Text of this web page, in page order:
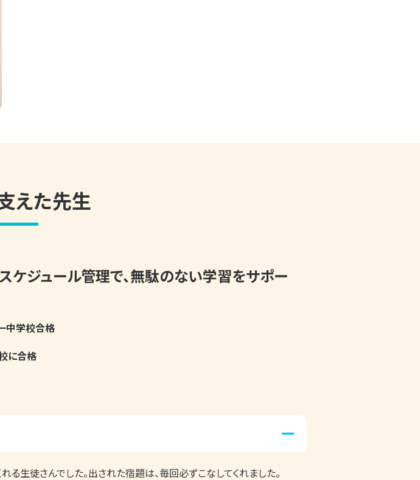
えた先生
ケジュール管理で、無駄のない学習をサポー
中学校合格
に合格
る生徒さんでした。出された宿題は、毎回必ずこなしてくれました。